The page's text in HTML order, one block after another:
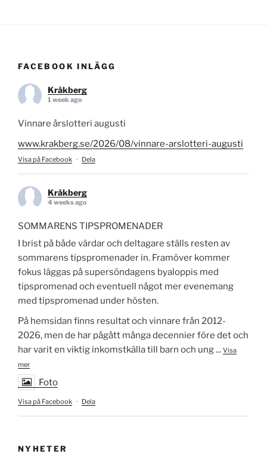
FACEBOOK INLÄGG
Kråkberg
1 week ago
Vinnare årslotteri augusti
www.krakberg.se/2026/08/vinnare-arslotteri-augusti
Visa på Facebook · Dela
Kråkberg
4 weeks ago
SOMMARENS TIPSPROMENADER
I brist på både värdar och deltagare ställs resten av
sommarens tipspromenader in. Framöver kommer
fokus läggas på supersöndagens byaloppis med
tipspromenad och eventuell något mer evenemang
med tipspromenad under hösten.
På hemsidan finns resultat och vinnare från 2012-
2026, men de har pågått många decennier före det och
har varit en viktig inkomstkälla till barn och ung... Visa
mer
Foto
Visa på Facebook · Dela
NYHETER